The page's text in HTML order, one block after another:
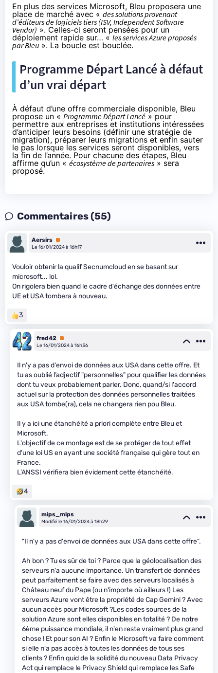
En plus des services Microsoft, Bleu proposera une
place de marché avec « des solutions provenant
d’éditeurs de logiciels tiers (ISV, Independent Software
Vendor) ». Celles-ci seront pensées pour un
déploiement rapide sur… « les services Azure proposés
par Bleu ». La boucle est bouclée.
Programme Départ Lancé à défaut
d’un vrai départ
À défaut d’une offre commerciale disponible, Bleu
propose un « Programme Départ Lancé » pour
permettre aux entreprises et institutions intéressées
d’anticiper leurs besoins (définir une stratégie de
migration), préparer leurs migrations et enfin sauter
le pas lorsque les services seront disponibles, vers
la fin de l’année. Pour chacune des étapes, Bleu
affirme qu’un « écosystème de partenaires» sera
proposé.
Commentaires (55)
Aersirs Premium
Le 16/01/2024 à 16h17
Vouloir obtenir la qualif Secnumcloud en se basant sur
microsoft... lol.
On rigolera bien quand le cadre d'échange des données entre
UE et USA tombera à nouveau.
3
fred42 Premium
Le 16/01/2024 à 16h36
Il n'y a pas d'envoi de données aux USA dans cette offre. Et
tu as oublié l’adjectif "personnelles" pour qualifier les données
dont tu veux probablement parler. Donc, quand/si l'accord
actuel sur la protection des données personnelles traitées
aux USA tombe(ra), cela ne changera rien pou Bleu.
Il y a ici une étanchéité a priori complète entre Bleu et
Microsoft.
L'objectif de ce montage est de se protéger de tout effet
d'une loi US en ayant une société française qui gère tout en
France.
L'ANSSI vérifiera bien évidement cette étanchéité.
4
mips_mips
Modifié le 16/01/2024 à 18h29
"Il n'y a pas d'envoi de données aux USA dans cette offre".
Ah bon ? Tu es sûr de toi ? Parce que la géolocalisation des
serveurs n'a aucune importance. Un transfert de données
peut parfaitement se faire avec des serveurs localisés à
Château neuf du Pape (ou n'importe où ailleurs !) Les
serveurs Azure vont être la propriété de Cap Gemini ? Avec
aucun accès pour Microsoft ?Les codes sources de la
solution Azure sont elles disponibles en totalité ? De notre
6ème puissance mondiale, il n'en reste vraiment plus grand
chose ! Et pour son AI ? Enfin le Microsoft va faire comment
si elle n'a pas accès à toutes les données de tous ses
clients ? Enfin quid de la solidité du nouveau Data Privacy
Act qui remplace le Privacy Shield qui remplace les Safe